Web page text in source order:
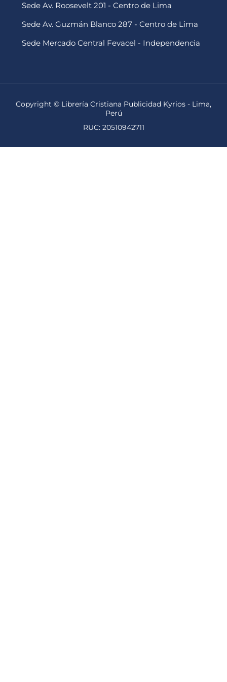
Sede Av. Roosevelt 201 - Centro de Lima
Sede Av. Guzmán Blanco 287 - Centro de Lima
Sede Mercado Central Fevacel - Independencia
Copyright © Librería Cristiana Publicidad Kyrios - Lima,
Perú
RUC: 20510942711